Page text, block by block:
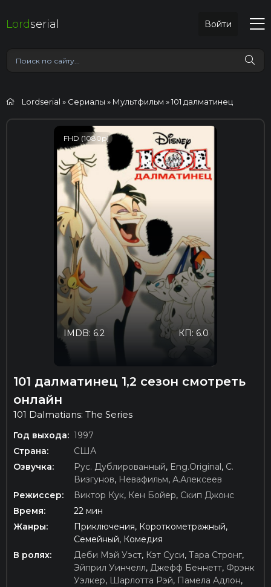
Lordserial Войти
Lordserial » Сериалы » Мультфильм » 101 далматинец
FHD (1080p)
КП: 6.0
IMDB: 6.2
101 далматинец 1,2 сезон смотреть
онлайн
101 Dalmatians: The Series
Год выхода: 1997
Страна:
США
Озвучка:
Рус. Дублированный, Eng.Original , C.
Визгунов, Невафильм, А.Алексеев
Режиссер:
Виктор Кук, Кен Бойер, Скип Джонс
Время:
22 мин
Жанры:
Приключения, Короткометражный,
Семейный, Комедия
В ролях:
Деби Мэй Уэст, Кэт Суси, Тара Стронг,
Эйприл Уинчелл, Джефф Беннетт, Фрэнк
Уэлкер, Шарлотта Рэй, Памела Адлон,